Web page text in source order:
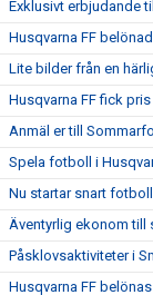
Exklusivt erbjudande
Husqvarna FF
Lite bilder från en
Husqvarna FF fick
Anmäl er till
Spela fotboll i
Nu startar snart
Äventyrlig ekonom till
Påsklovsaktiviteter i
Husqvarna FF belönas